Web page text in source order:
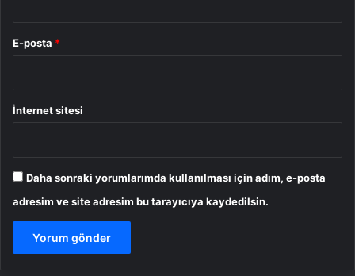
E-posta *
İnternet sitesi
Daha sonraki yorumlarımda kullanılması için adım, e-posta
adresim ve site adresim bu tarayıcıya kaydedilsin.